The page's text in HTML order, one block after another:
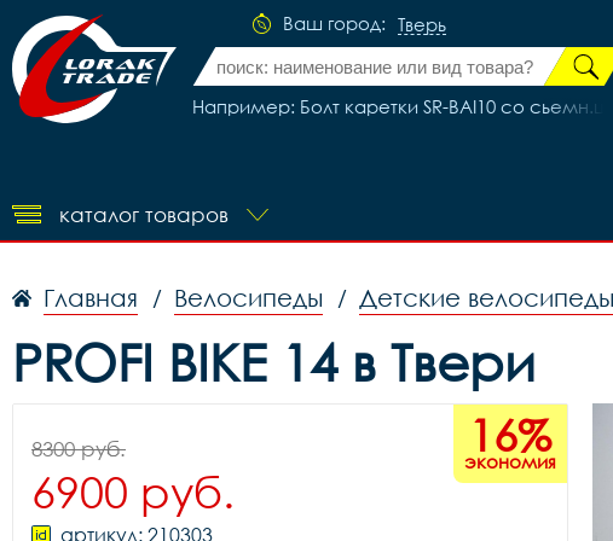
Ваш город: Тверь
Например: Болт каретки SR-BAI10 со
каталог товаров
Главная / Велосипеды / Детские велосипеды
PROFI BIKE 14 в Твери
16%
экономия
8300 руб.
6900 руб.
артикул: 210303